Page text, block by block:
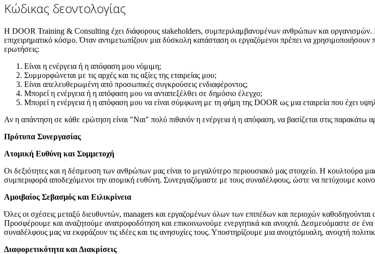
Κώδικας δεοντολογίας
Η DOOR Training & Consulting έχει διάφορους stakeholders, συμπεριλαμβανομένων ανθρώπων και οργανισμών. Η
επιχειρηματικό κόσμο. Όταν αντιμετωπίζουν μια δύσκολη κατάσταση οι εργαζόμενοι πρέπει να
ερωτήσεις:
Είναι η ενέργεια ή η απόφαση μου νόμιμη;
Συμμορφώνεται με τις αρχές και τις αξίες της εταιρείας μου;
Είναι απελευθερωμένη από προσωπικές συγκρούσεις ενδιαφέροντος;
Μπορεί η ενέργεια ή η απόφαση μου να ανταπεξέλθει σε δημόσιο έλεγχο;
Μπορεί η ενέργεια ή η απόφαση μου να είναι σύμφωνη με τη φήμη της DOOR ως μια εταιρεία που έχει
Αν η απάντηση σε κάθε ερώτηση είναι "Ναι" πολύ πιθανόν η ενέργεια ή η απόφαση, να βασίζεται στις παρακάτω
Πρότυπα Συνεργασίας
Ατομική Ευθύνη και Συμμετοχή
Οι δεξιότητες και η δέσμευση των ανθρώπων μας είναι το μεγαλύτερο περιουσιακό μας στοιχείο. Η κουλτούρα
συμπεριφορά αποδεχόμενοι την ατομική ευθύνη. Συνεργαζόμαστε με τους συναδέλφους, ώστε να πετύχουμε
Αμοιβαίος Σεβασμός και Ειλικρίνεια
Όλες οι σχέσεις μεταξύ διευθυντών, managers και εργαζομένων όλων των επιπέδων και περιοχών καθοδηγούνται
Προσφέρουμε και αναζητούμε ανατροφοδότηση και επικοινωνούμε ενεργητικά και ανοιχτά. Δεσμευόμαστε σε
συναδέλφους μας να εκφράζουν τις ιδέες και τις ανησυχίες τους. Υποστηρίζουμε μια ανοιχτόμυαλη, ανοιχτή
Διαφορετικότητα και Διακρίσεις